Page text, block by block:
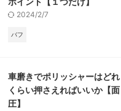
2024/2/7
バフ
車磨きでポリッシャーはどれ
くらい押さえればいいか【面
圧】